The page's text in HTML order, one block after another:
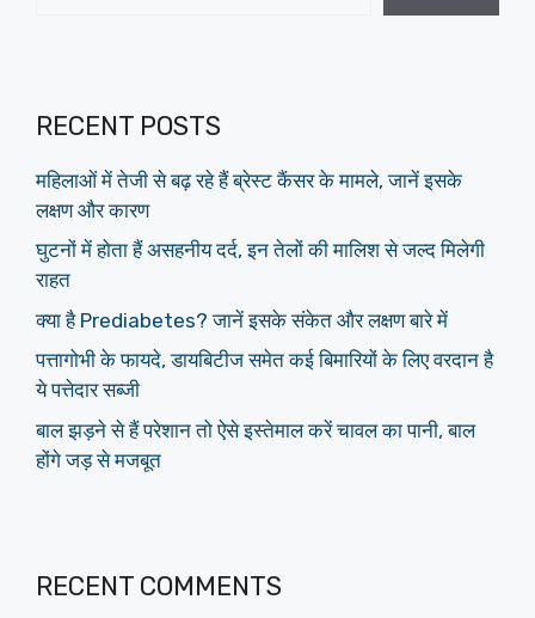
RECENT POSTS
महिलाओं में तेजी से बढ़ रहे हैं ब्रेस्ट कैंसर के मामले, जानें इसके
लक्षण और कारण
घुटनों में होता हैं असहनीय दर्द, इन तेलों की मालिश से जल्द मिलेगी
राहत
क्या है Prediabetes? जानें इसके संकेत और लक्षण बारे में
पत्तागोभी के फायदे, डायबिटीज समेत कई बिमारियों के लिए वरदान है
ये पत्तेदार सब्जी
बाल झड़ने से हैं परेशान तो ऐसे इस्तेमाल करें चावल का पानी, बाल
होंगे जड़ से मजबूत
RECENT COMMENTS